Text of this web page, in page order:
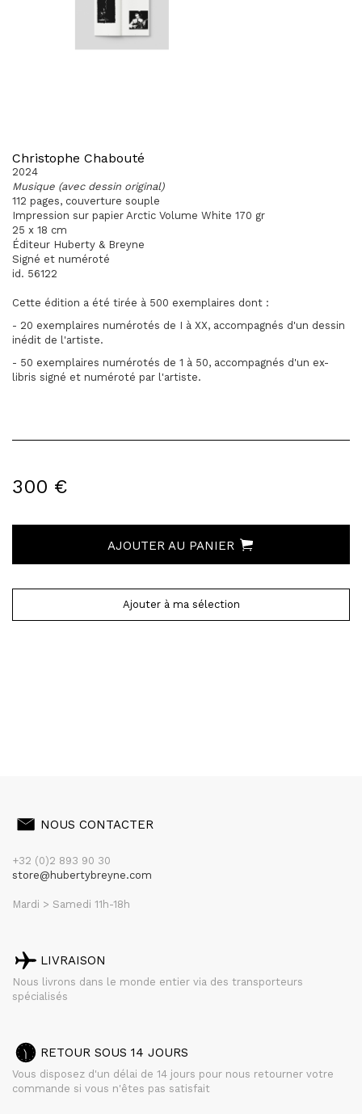
Christophe Chabouté
2024
Musique (avec dessin original)
112 pages, couverture souple
Impression sur papier Arctic Volume White 170 gr
25 x 18 cm
Éditeur Huberty & Breyne
Signé et numéroté
id. 56122
Cette édition a été tirée à 500 exemplaires dont :
- 20 exemplaires numérotés de I à XX, accompagnés d'un dessin
inédit de l'artiste.
- 50 exemplaires numérotés de 1 à 50, accompagnés d'un ex-
libris signé et numéroté par l'artiste.
300 €
AJOUTER AU PANIER
Ajouter à ma sélection
NOUS CONTACTER
+32 (0)2 893 90 30
store@hubertybreyne.com
Mardi > Samedi 11h-18h
LIVRAISON
Nous livrons dans le monde entier via des transporteurs
spécialisés
RETOUR SOUS 14 JOURS
Vous disposez d'un délai de 14 jours pour nous retourner votre
commande si vous n'êtes pas satisfait